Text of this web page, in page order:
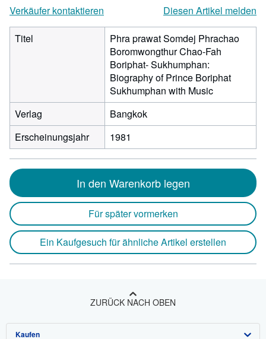
Verkäufer kontaktieren
Diesen Artikel melden
Titel
Phra prawat Somdej Phrachao
Boromwongthur Chao-Fah
Boriphat- Sukhumphan:
Biography of Prince Boriphat
Sukhumphan with Music
Verlag
Bangkok
Erscheinungsjahr
1981
In den Warenkorb legen
Für später vormerken
Ein Kaufgesuch für ähnliche Artikel erstellen
ZURÜCK NACH OBEN
Kaufen